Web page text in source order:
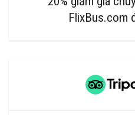
FlixBus.com